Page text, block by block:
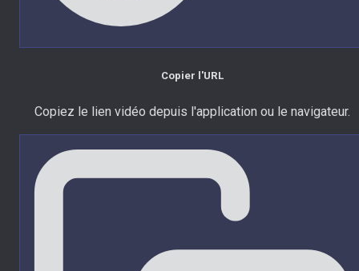
Copier l'URL
Copiez le lien vidéo depuis l'application ou le navigateur.